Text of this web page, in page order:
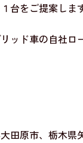
台をご提案しま
ッド車の自社ロ
田原市、栃木